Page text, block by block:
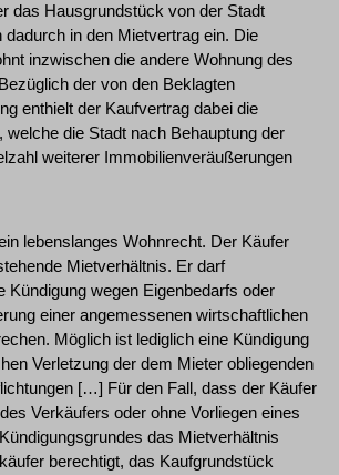
das Hausgrundstück von der Stadt
dadurch in den Mietvertrag ein. Die
inzwischen die andere Wohnung des
der von den Beklagten
enthielt der Kaufvertrag dabei die
welche die Stadt nach Behauptung der
weiterer Immobilienveräußerungen
lebenslanges Wohnrecht. Der Käufer
Mietverhältnis. Er darf
Kündigung wegen Eigenbedarfs oder
einer angemessenen wirtschaftlichen
Möglich ist lediglich eine Kündigung
Verletzung der dem Mieter obliegenden
[…] Für den Fall, dass der Käufer
Verkäufers oder ohne Vorliegen eines
das Mietverhältnis
berechtigt, das Kaufgrundstück